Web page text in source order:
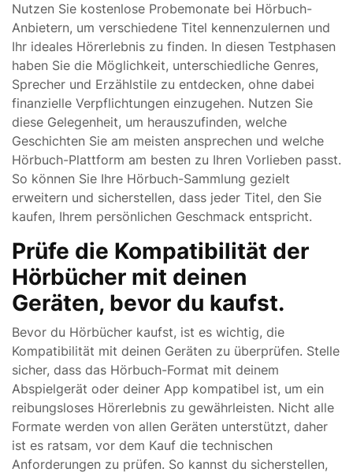
Nutzen Sie kostenlose Probemonate bei Hörbuch-
Anbietern, um verschiedene Titel kennenzulernen und
Ihr ideales Hörerlebnis zu finden. In diesen Testphasen
haben Sie die Möglichkeit, unterschiedliche Genres,
Sprecher und Erzählstile zu entdecken, ohne dabei
finanzielle Verpflichtungen einzugehen. Nutzen Sie
diese Gelegenheit, um herauszufinden, welche
Geschichten Sie am meisten ansprechen und welche
Hörbuch-Plattform am besten zu Ihren Vorlieben passt.
So können Sie Ihre Hörbuch-Sammlung gezielt
erweitern und sicherstellen, dass jeder Titel, den Sie
kaufen, Ihrem persönlichen Geschmack entspricht.
Prüfe die Kompatibilität der
Hörbücher mit deinen
Geräten, bevor du kaufst.
Bevor du Hörbücher kaufst, ist es wichtig, die
Kompatibilität mit deinen Geräten zu überprüfen. Stelle
sicher, dass das Hörbuch-Format mit deinem
Abspielgerät oder deiner App kompatibel ist, um ein
reibungsloses Hörerlebnis zu gewährleisten. Nicht alle
Formate werden von allen Geräten unterstützt, daher
ist es ratsam, vor dem Kauf die technischen
Anforderungen zu prüfen. So kannst du sicherstellen,